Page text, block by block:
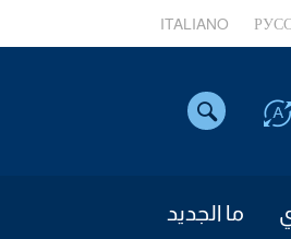
ITALIANO
ما الجديد